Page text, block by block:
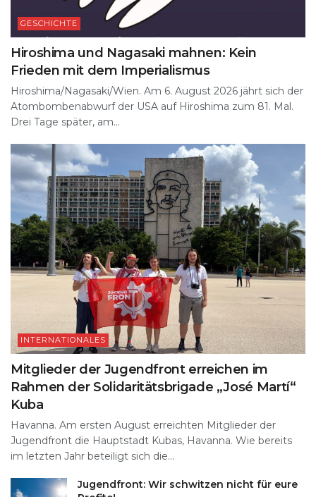
GESCHICHTE
Hiroshima und Nagasaki mahnen: Kein
Frieden mit dem Imperialismus
Hiroshima/Nagasaki/Wien. Am 6. August 2026 jährt sich der
Atombombenabwurf der USA auf Hiroshima zum 81. Mal.
Drei Tage später, am...
INTERNATIONALES
Mitglieder der Jugendfront erreichen im
Rahmen der Solidaritätsbrigade „José Martí“
Kuba
Havanna. Am ersten August erreichten Mitglieder der
Jugendfront die Hauptstadt Kubas, Havanna. Wie bereits
im letzten Jahr beteiligt sich die...
Jugendfront: Wir schwitzen nicht für eure